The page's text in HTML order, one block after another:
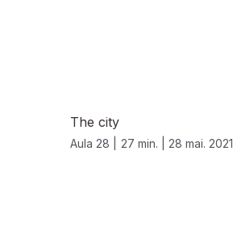
The city
Aula 28 | 27 min. | 28 mai. 2021